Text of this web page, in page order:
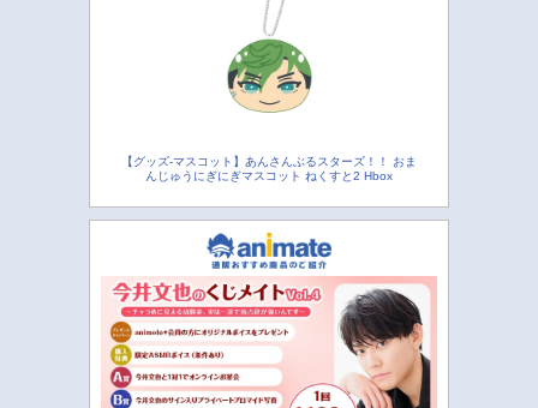
【グッズ-マスコット】あんさんぶるスターズ！！ おま
んじゅうにぎにぎマスコット ねくすと2 Hbox